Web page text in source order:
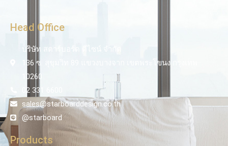
Head Office
บริษัท สตาร์บอร์ด ดีไซน์ จำกัด
136 ซ. สุขุมวิท 89 แขวงบางจาก เขตพระโขนง กรุงเทพ
10260
02 331 6600
sales@starboarddesign.co.th
@starboard
Products